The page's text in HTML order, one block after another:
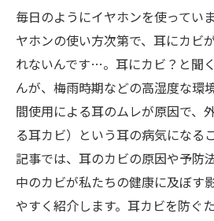
毎日のようにイヤホンを使ってい
ヤホンの使い方次第で、耳にカビ
れないんです…。耳にカビ？と聞
んが、梅雨時期などの高湿度な環
間使用による耳のムレが原因で、
る耳カビ）という耳の病気になる
記事では、耳のカビの原因や予防
中のカビが私たちの健康に及ぼす
やすく紹介します。耳カビを防ぐ